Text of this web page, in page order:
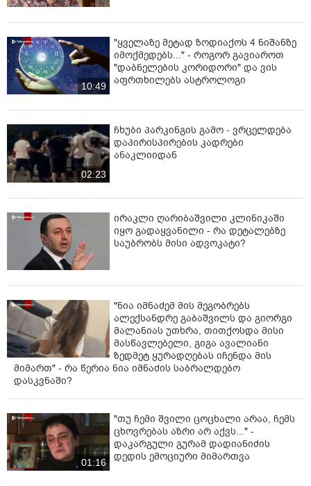
10:49
"ყველაზე მეტად ზოდიაქოს 4 ნიშანზე
იმოქმედებს..." - როგორ გავიაროთ
"დაბნელების კორიდორი" და ვის
აფრთხილებს ასტროლოგი
02:23
ჩხუბი პარკინგის გამო - ვრცელდება
დაპირისპირების კადრები
ანაკლიიდან
ირაკლი ღარიბაშვილი კლინიკაში
იყო გადაყვანილი - რა დეტალებზე
საუბრობს მისი ადვოკატი?
"ნია იმნაძემ მის მეგობრებს
ალექსანდრე გაბაშვილს და გიორგი
მალანიას უთხრა, თითქოსდა მისი
მასწავლებელი, გიგა ავალიანი
ზედმეტ ყურადღებას იჩენდა მის
მიმართ" - რა წერია ნია იმნაძის საბრალდებო
დასკვნაში?
01:16
"თუ ჩემი შვილი ცოცხალი არაა, ჩემს
ცხოვრებას აზრი არ აქვს..." -
დაკარგული გურამ დადიანიძის
დედის ემოციური მიმართვა